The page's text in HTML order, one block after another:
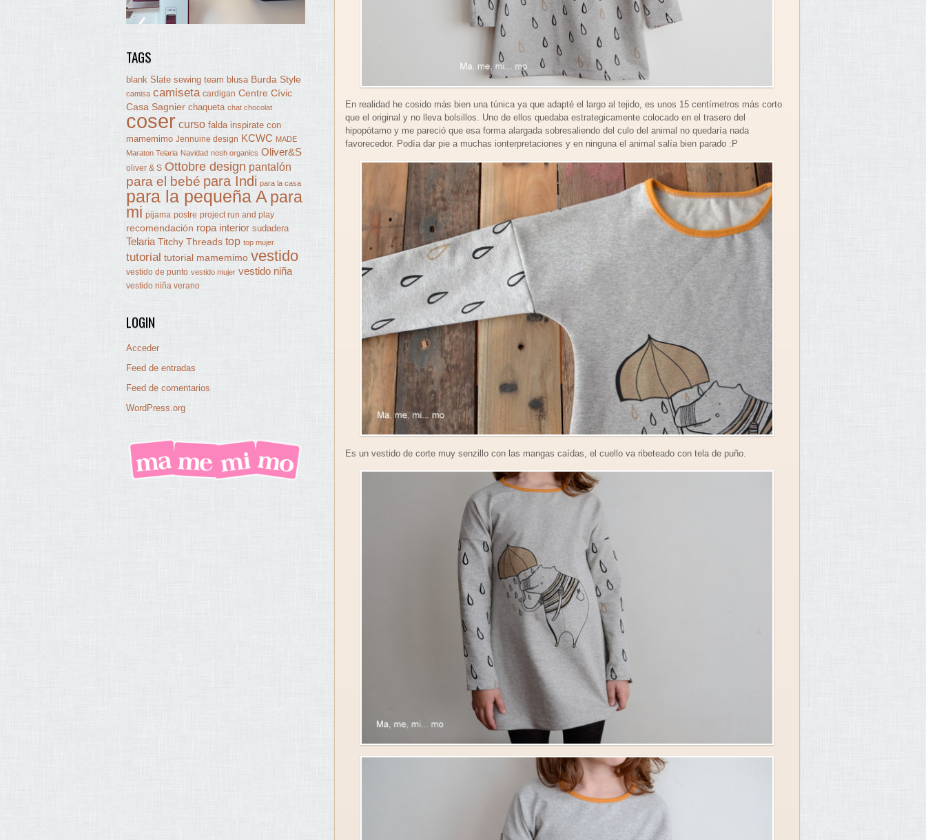
En realidad he cosido más bien una túnica ya que adapté el largo al tejido, es unos 15 centímetros más corto
que el original y no lleva bolsillos. Uno de ellos quedaba estrategicamente colocado en el trasero del
hipopótamo y me pareció que esa forma alargada sobresaliendo del culo del animal no quedaría nada
favorecedor. Podía dar pie a muchas ionterpretaciones y en ninguna el animal salía bien parado :P
Es un vestido de corte muy senzillo con las mangas caídas, el cuello va ribeteado con tela de puño.
TAGS
blank Slate sewing team blusa Burda Style
camisa camiseta cardigan Centre Cívic
Casa Sagnier chaqueta chat chocolat
coser curso falda inspirate con
mamemimo Jennuine design KCWC MADE
Maraton Telaria Navidad nosh organics Oliver&S
oliver & S Ottobre design pantalón
para el bebé para Indi para la casa
para la pequeña A para
mi pijama postre project run and play
recomendación ropa interior sudadera
Telaria Titchy Threads top top mujer
tutorial tutorial mamemimo vestido
vestido de punto vestido mujer vestido niña
vestido niña verano
LOGIN
Acceder
Feed de entradas
Feed de comentarios
WordPress.org